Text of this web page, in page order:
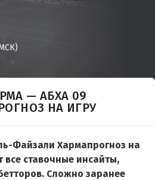
— АБХА 09
НА ИГРУ
Файзали Хармапрогноз на
все ставочные инсайты,
Сложно заранее